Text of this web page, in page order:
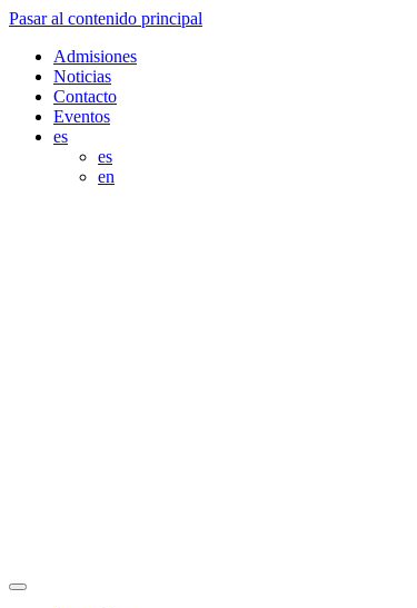
Pasar al contenido principal
Admisiones
Noticias
Contacto
Eventos
es
es
en